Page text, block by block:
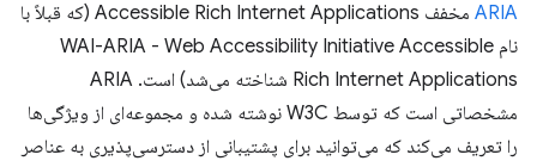
ARIA
مخفف Accessible Rich Internet Applications (که قبلاً با
نام WAI-ARIA - Web Accessibility Initiative Accessible
Rich Internet Applications شناخته می‌شد) است. ARIA
مشخصاتی است که توسط W3C نوشته شده و مجموعه‌ای از ویژگی‌ها
را تعریف می‌کند که می‌توانید برای پشتیبانی از دسترسی‌پذیری به عناصر